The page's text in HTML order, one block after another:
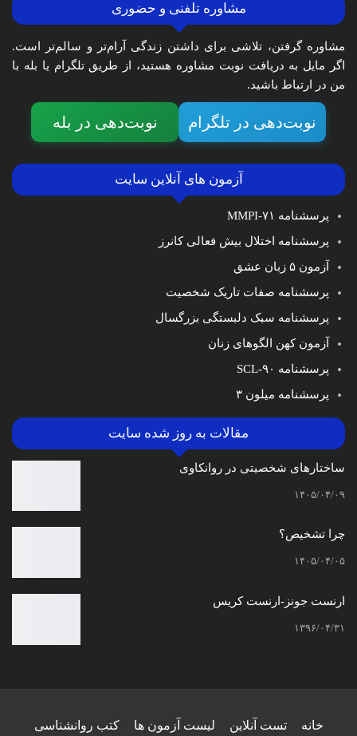
مشاوره تلفنی و حضوری
مشاوره گرفتن، تلاشی برای داشتن زندگی آرام‌تر و سالم‌تر است.
اگر مایل به دریافت نوبت مشاوره هستید، از طریق تلگرام یا بله با
من در ارتباط باشید.
نوبت‌دهی در تلگرام نوبت‌دهی در بله
آزمون های آنلاین سایت
پرسشنامه MMPI-۷۱
پرسشنامه اختلال بیش فعالی کانرز
آزمون ۵ زبان عشق
پرسشنامه صفات تاریک شخصیت
پرسشنامه سبک دلبستگی بزرگسال
آزمون کهن الگوهای زنان
پرسشنامه SCL-۹۰
پرسشنامه میلون ۳
مقالات به روز شده سایت
ساختارهای شخصیتی در روانکاوی
۱۴۰۵/۰۴/۰۹
چرا تشخیص؟
۱۴۰۵/۰۴/۰۵
ارنست جونز-ارنست کریس
۱۳۹۶/۰۴/۳۱
خانه تست آنلاین لیست آزمون ها کتب روانشناسی